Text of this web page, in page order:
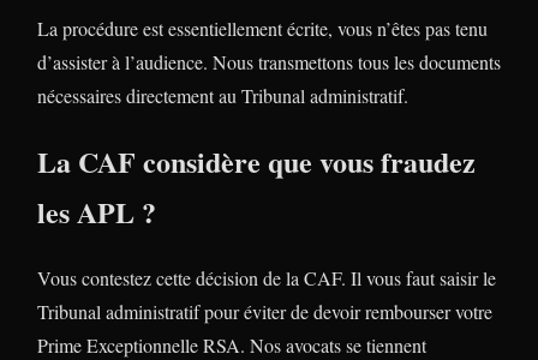
La procédure est essentiellement écrite, vous n’êtes pas tenu
d’assister à l’audience. Nous transmettons tous les documents
nécessaires directement au Tribunal administratif.
La CAF considère que vous fraudez
les APL ?
Vous contestez cette décision de la CAF. Il vous faut saisir le
Tribunal administratif pour éviter de devoir rembourser votre
Prime Exceptionnelle RSA. Nos avocats se tiennent